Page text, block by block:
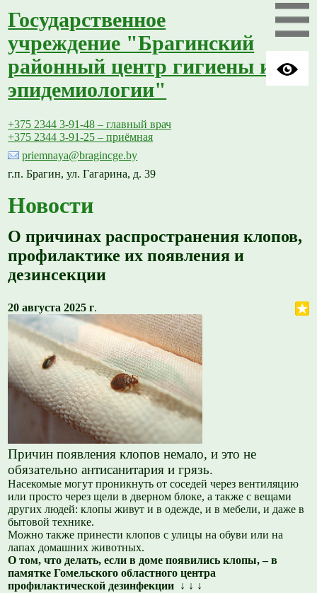
Государственное
учреждение "Брагинский
районный центр гигиены и
эпидемиологии"
+375 2344 3-91-48 – главный врач
+375 2344 3-91-25 – приёмная
priemnaya@bragincge.by
г.п. Брагин, ул. Гагарина, д. 39
Новости
О причинах распространения клопов,
профилактике их появления и
дезинсекции
20 августа 2025 г.
Причин появления клопов немало, и это не
обязательно антисанитария и грязь.
Насекомые могут проникнуть от соседей через вентиляцию
или просто через щели в дверном блоке, а также с вещами
других людей: клопы живут и в одежде, и в мебели, и даже в
бытовой технике.
Можно также принести клопов с улицы на обуви или на
лапах домашних животных.
О том, что делать, если в доме появились клопы, – в
памятке Гомельского областного центра
профилактической дезинфекции ↓ ↓ ↓